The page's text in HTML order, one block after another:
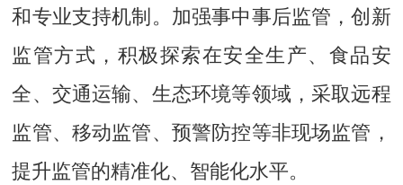
和专业支持机制。加强事中事后监管，创新
监管方式，积极探索在安全生产、食品安
全、交通运输、生态环境等领域，采取远程
监管、移动监管、预警防控等非现场监管，
提升监管的精准化、智能化水平。